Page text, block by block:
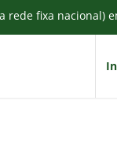
rede fixa nacional)